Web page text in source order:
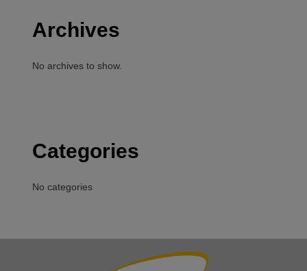
Archives
No archives to show.
Categories
No categories